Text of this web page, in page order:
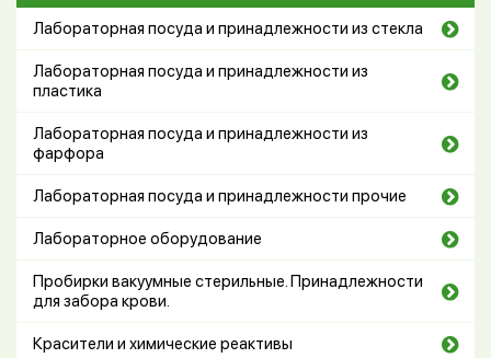
Лабораторная посуда и принадлежности из стекла
Лабораторная посуда и принадлежности из
пластика
Лабораторная посуда и принадлежности из
фарфора
Лабораторная посуда и принадлежности прочие
Лабораторное оборудование
Пробирки вакуумные стерильные. Принадлежности
для забора крови.
Красители и химические реактивы